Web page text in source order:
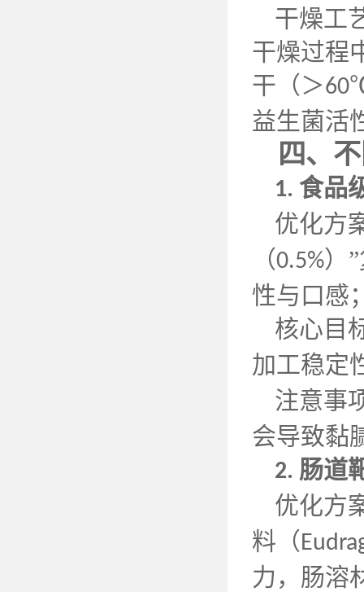
干燥工
干燥过程
干（＞60
益生菌活
四、
1. 食品
优化方
（0.5%）
性与口感
核心目
加工稳定
注意事
会导致黏
2. 肠道
优化方
料（
力，肠溶